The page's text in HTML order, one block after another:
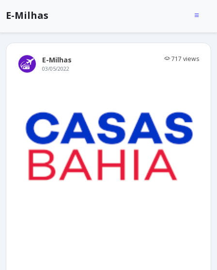
E-Milhas
E-Milhas 717 views
03/05/2022